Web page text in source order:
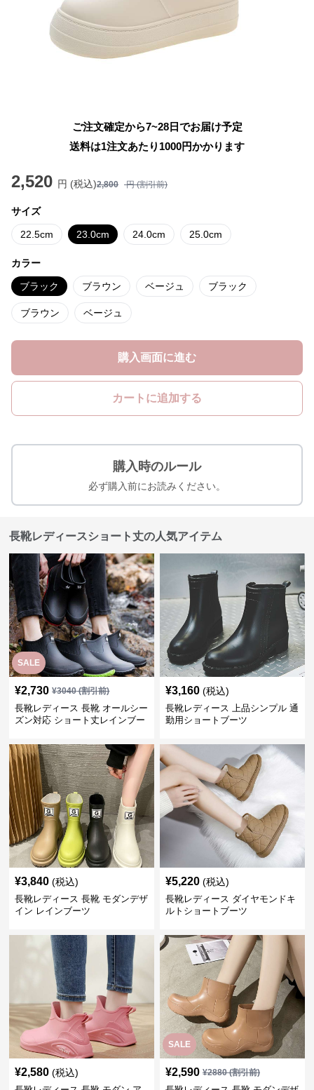
ご注文確定から7~28日でお届け予定
送料は1注文あたり 1000円かかります
2,520 円 (税込)2,800 円 (割引前)
サイズ
22.5cm 23.0cm 24.0cm 25.0cm
カラー
ブラック ブラウン ベージュ ブラック
ブラウン ベージュ
購入画面に進む
カートに追加する
購入時のルール
必ず購入前にお読みください。
長靴レディースショート丈の人気アイテム
SALE
¥2,730 ¥3040(割引前)
長靴レディース 長靴 オールシー
ズン対応 ショート丈レインブー
¥3,160 (税込)
長靴レディース 上品シンプル 通
勤用ショートブーツ
¥3,840 (税込)
長靴レディース 長靴 モダンデザ
イン レインブーツ
¥5,220 (税込)
長靴レディース ダイヤモンドキ
ルトショートブーツ
¥2,580 (税込)
SALE
¥2,590 ¥2880(割引前)